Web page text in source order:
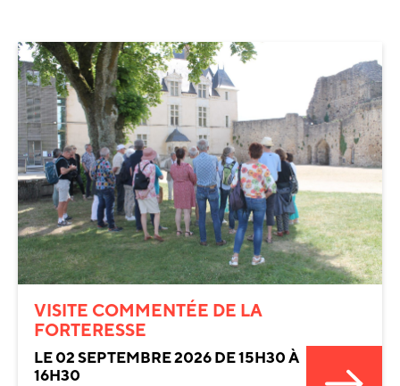
VISITE COMMENTÉE DE LA
FORTERESSE
LE 02 SEPTEMBRE 2026 DE 15H30 À
16H30